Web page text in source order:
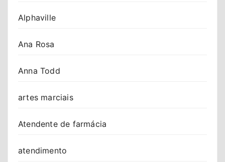
Alphaville
Ana Rosa
Anna Todd
artes marciais
Atendente de farmácia
atendimento